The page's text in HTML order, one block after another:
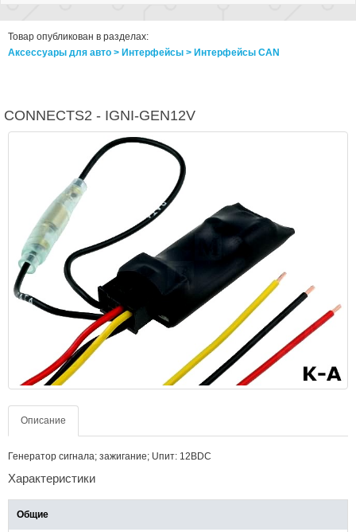
Товар опубликован в разделах:
Аксессуары для авто > Интерфейсы > Интерфейсы CAN
CONNECTS2 - IGNI-GEN12V
Описание
Генератор сигнала; зажигание; Uпит: 12ВDC
Характеристики
Общие